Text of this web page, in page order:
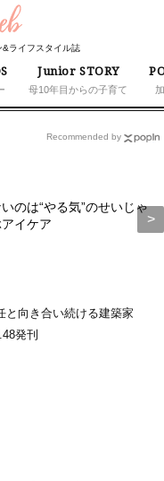
&ライフスタイル誌
Junior STORY
母10年目からの子育て
のは“やる気”のせいじゃ
イケア
Recommended by
と向き合い続ける建築家
発刊